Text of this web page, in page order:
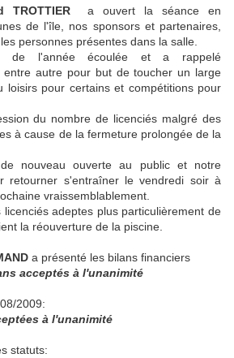
TROTTIERa ouvert la séance en
de l'île, nos sponsors et partenaires,
personnes présentes dans la salle.
l'année écoulée et a rappelé
entre autre pour but de toucher un large
loisirs pour certains et compétitions pour
du nombre de licenciés malgré des
à cause de la fermeture prolongée de la
nouveau ouverte au public et notre
retourner s'entraîner le vendredi soir à
vraissemblablement.
adeptes plus particulièrement de
la réouverture de la piscine.
a présenté les bilans financiers
acceptés à l'unanimité
2009:
à l'unanimité
statuts: